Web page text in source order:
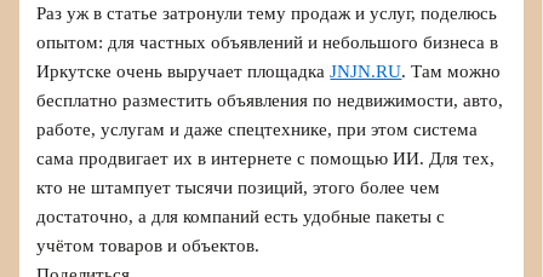
Раз уж в статье затронули тему продаж и услуг, поделюсь
опытом: для частных объявлений и небольшого бизнеса в
Иркутске очень выручает площадкаJNJN.RU. Там можно
бесплатно разместить объявления по недвижимости, авто,
работе, услугам и даже спецтехнике, при этом система
сама продвигает их в интернете с помощью ИИ. Для тех,
кто не штампует тысячи позиций, этого более чем
достаточно, а для компаний есть удобные пакеты с
учётом товаров и объектов.